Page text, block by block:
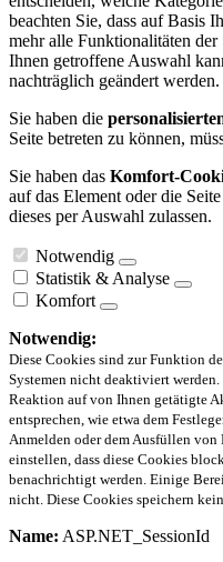
beachten Sie, dass auf Basis
mehr alle Funktionalitäten
Ihnen getroffene Auswahl
nachträglich geändert werden.
Sie haben die
Seite betreten zu können,
Sie haben das Komfort-
auf das Element oder die
dieses per Auswahl zulassen.
Notwendig
Statistik & Analyse
Komfort
Notwendig:
Diese Cookies sind zur Funktion
Systemen nicht deaktiviert
Reaktion auf von Ihnen getätigte
entsprechen, wie etwa dem
Anmelden oder dem Ausfüllen von
einstellen, dass diese Cookies
benachrichtigt werden. Einige
nicht. Diese Cookies speichern
Name: ASP.NET_SessionId